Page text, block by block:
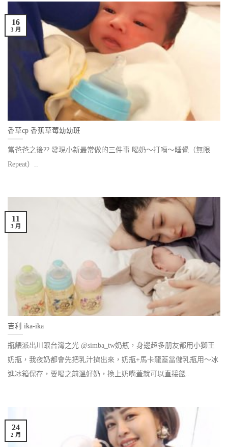
香草cp 香蕉草莓幼幼班
當爸爸之後?? 發現小新最常做的三件事 喝奶～打嗝～睡覺（無限
Repeat）..
16
3 月
吉利 ika-ika
瓶餵派出川跟台灣之光 @simba_tw奶瓶，身邊超多朋友都用小獅王
奶瓶，我夜奶都會先把乳汁擠出來，奶瓶+馬卡龍蓋當儲乳瓶用～冰
進冰箱保存，要喝之前溫好奶，換上奶嘴蓋就可以直接餵..
11
3 月
24
2 月